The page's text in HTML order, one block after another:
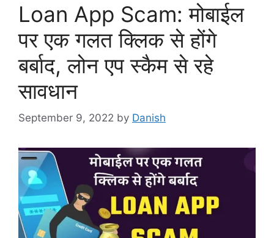
Loan App Scam: मोबाईल
पर एक गलत क्लिक से होंगे
बर्बाद, लोन एप स्कैम से रहे
सावधान
September 9, 2022 by Danish